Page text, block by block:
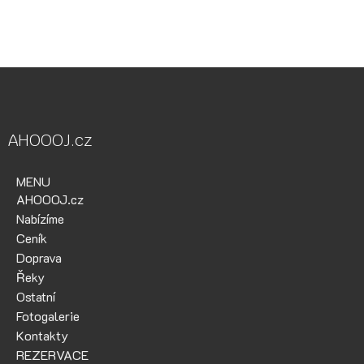
AHOOOJ.cz
MENU
AHOOOJ.cz
Nabízíme
Ceník
Doprava
Řeky
Ostatní
Fotogalerie
Kontakty
REZERVACE